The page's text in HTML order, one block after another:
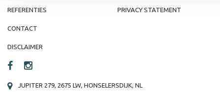
REFERENTIES PRIVACY STATEMENT
CONTACT
DISCLAIMER
JUPITER 279, 2675 LW, HONSELERSDIJK, NL